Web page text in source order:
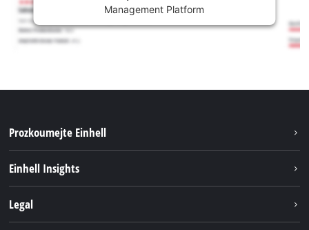
Management Platform
Prozkoumejte Einhell
Systém akumulátorů
Einhell Insights
Legal